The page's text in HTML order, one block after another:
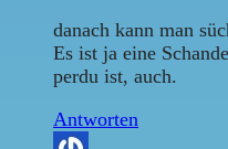
danach kann man
Es ist ja eine
perdu ist, auch.
Antworten